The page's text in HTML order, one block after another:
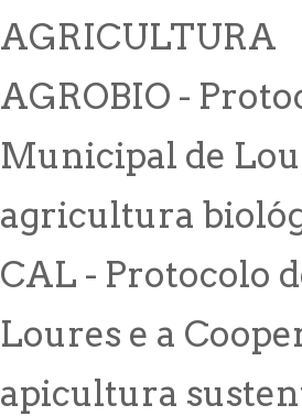
AGRICULTURA
AGROBIO -
Municipal de
agricultura
CAL - Protocolo
Loures e a
apicultura